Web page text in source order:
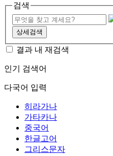
검색
상세검색
결과 내 재검색
인기 검색어
다국어 입력
히라가나
가타카나
중국어
한글고어
그리스문자